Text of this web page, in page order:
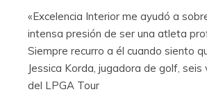
«Excelencia Interior me ayudó a
intensa presión de ser una atleta
Siempre recurro a él cuando siento
Jessica Korda, jugadora de golf,
del LPGA Tour